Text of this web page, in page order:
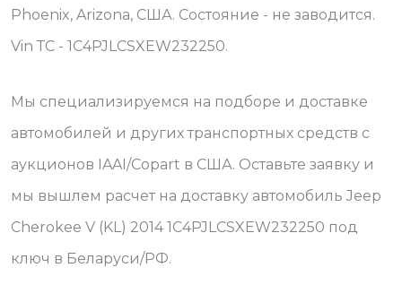
Phoenix, Arizona, США. Состояние - не заводится.
Vin ТС - 1C4PJLCSXEW232250.
Мы специализируемся на подборе и доставке
автомобилей и других транспортных средств с
аукционов IAAI/Copart в США. Оставьте заявку и
мы вышлем расчет на доставку автомобиль Jeep
Cherokee V (KL) 2014 1C4PJLCSXEW232250 под
ключ в Беларуси/РФ.